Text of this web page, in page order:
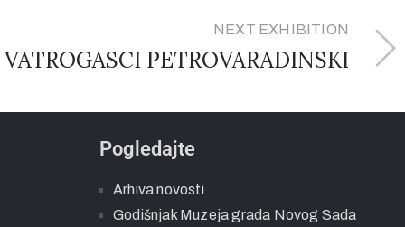
NEXT EXHIBITION
VATROGASCI PETROVARADINSKI
Pogledajte
Arhiva novosti
Godišnjak Muzeja grada Novog Sada